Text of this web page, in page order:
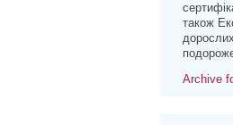
також
Archive